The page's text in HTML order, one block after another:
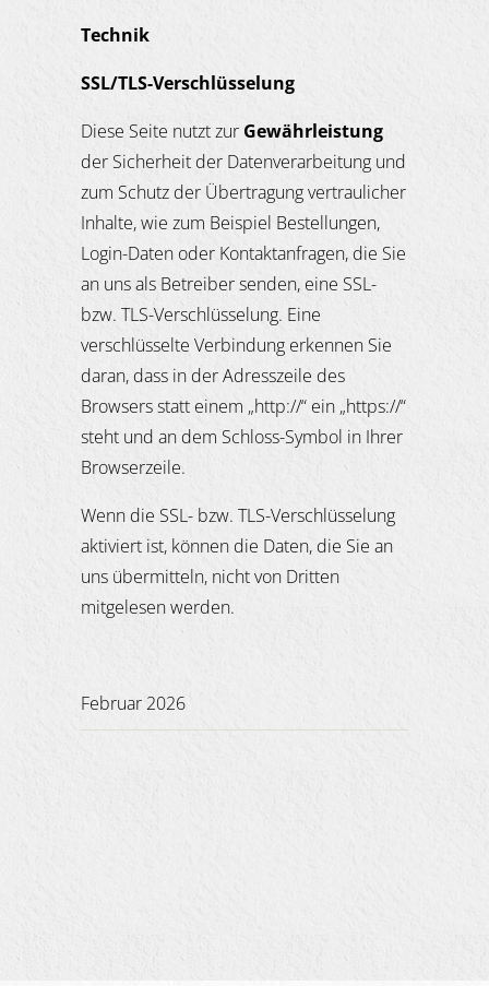
Technik
SSL/TLS-Verschlüsselung
Diese Seite nutzt zur Gewährleistung
der Sicherheit der Datenverarbeitung und
zum Schutz der Übertragung vertraulicher
Inhalte, wie zum Beispiel Bestellungen,
Login-Daten oder Kontaktanfragen, die Sie
an uns als Betreiber senden, eine SSL-
bzw. TLS-Verschlüsselung. Eine
verschlüsselte Verbindung erkennen Sie
daran, dass in der Adresszeile des
Browsers statt einem „http://“ ein „https://“
steht und an dem Schloss-Symbol in Ihrer
Browserzeile.
Wenn die SSL- bzw. TLS-Verschlüsselung
aktiviert ist, können die Daten, die Sie an
uns übermitteln, nicht von Dritten
mitgelesen werden.
Februar 2026